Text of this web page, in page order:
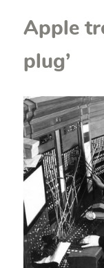
Apple
plug’